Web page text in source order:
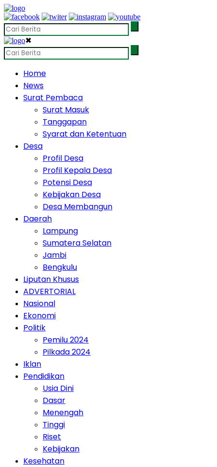
✖
Home
News
Surat Pembaca
Surat Masuk
Tanggapan
Syarat dan Ketentuan
Desa
Profil Desa
Profil Kepala Desa
Potensi Desa
Kebijakan Desa
Desa Membangun
Daerah
Lampung
Sumatera Selatan
Jambi
Bengkulu
Liputan Khusus
ADVERTORIAL
Nasional
Ekonomi
Politik
Pemilu 2024
Pilkada 2024
Iklan
Pendidikan
Usia Dini
Dasar
Menengah
Tinggi
Riset
Kebijakan
Kesehatan